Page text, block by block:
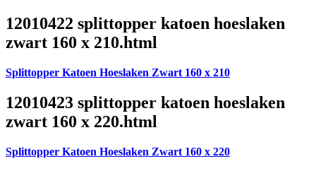
12010422 splittopper katoen hoeslaken
zwart 160 x 210.html
Splittopper Katoen Hoeslaken Zwart 160 x 210
12010423 splittopper katoen hoeslaken
zwart 160 x 220.html
Splittopper Katoen Hoeslaken Zwart 160 x 220